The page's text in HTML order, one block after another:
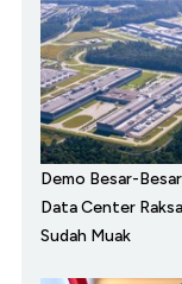
Demo Besar-
Data Center
Sudah Muak